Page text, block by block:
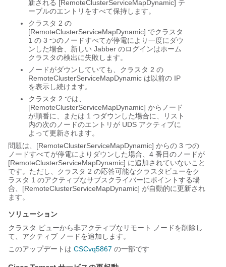
新される [RemoteClusterServiceMapDynamic] テ
ーブルのエントリをすべて保持します。
クラスタ 2 の
[RemoteClusterServiceMapDynamic] でクラスタ
1 の 3 つのノードすべてが停電により一度にダウ
ンした場合、新しい Jabber のログインはホーム
クラスタの検出に失敗します。
ノードがダウンしていても、クラスタ 2 の
RemoteClusterServiceMapDynamic は以前の IP
を表示し続けます。
クラスタ 2 では、
[RemoteClusterServiceMapDynamic] からノード
が順番に、または 1 つダウンした場合に、リスト
内の次のノードのエントリが UDS アクティブに
よって更新されます。
問題は、[RemoteClusterServiceMapDynamic] からの 3 つの
ノードすべてが停電によりダウンした場合、4 番目のノードが
[RemoteClusterServiceMapDynamic] に追加されていないこと
です。ただし、クラスタ 2 の応答可能なクラスタビューをク
ラスタ 1 のアクティブなサブスクライバーにポイントする場
合、[RemoteClusterServiceMapDynamic] が自動的に更新され
ます。
ソリューション
クラスタ ビューから非アクティブなリモート ノードを削除し
て、アクティブ ノードを追加します。
このアップデートは CSCvq5867 の一部です